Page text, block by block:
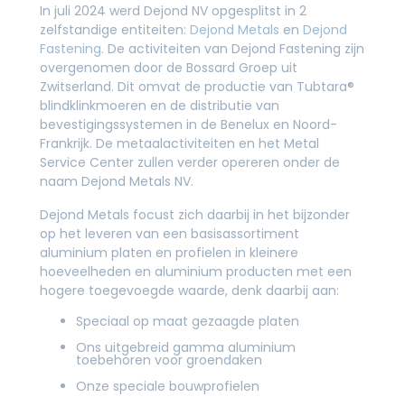
In juli 2024 werd Dejond NV opgesplitst in 2
zelfstandige entiteiten: Dejond Metals en Dejond
Fastening. De activiteiten van Dejond Fastening zijn
overgenomen door de Bossard Groep uit
Zwitserland. Dit omvat de productie van Tubtara®
blindklinkmoeren en de distributie van
bevestigingssystemen in de Benelux en Noord-
Frankrijk. De metaalactiviteiten en het Metal
Service Center zullen verder opereren onder de
naam Dejond Metals NV.
Dejond Metals focust zich daarbij in het bijzonder
op het leveren van een basisassortiment
aluminium platen en profielen in kleinere
hoeveelheden en aluminium producten met een
hogere toegevoegde waarde, denk daarbij aan:
Speciaal op maat gezaagde platen
Ons uitgebreid gamma aluminium
toebehoren voor groendaken
Onze speciale bouwprofielen